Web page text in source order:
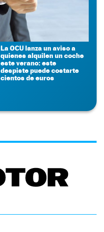
La OCU lanza un aviso a
quienes alquilen un coche
este verano: este
despiste puede costarte
cientos de euros